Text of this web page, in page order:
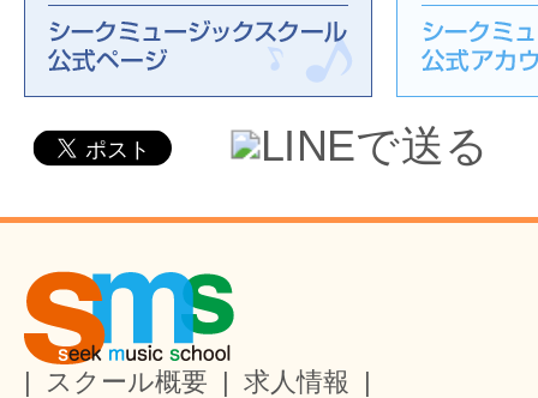
| スクール概要 | 求人情報
|